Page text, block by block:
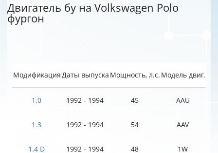
Двигатель бу на Volkswagen Polo
фургон
МодификацияДаты выпуска Мощность, л.с. Модель двиг.
1.0 1992 - 1994 45 AAU
1.3 1992 - 1994 54 AAV
1.4 D 1992 - 1994 48 1W